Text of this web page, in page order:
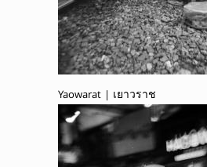
Yaowarat | เยาวราช